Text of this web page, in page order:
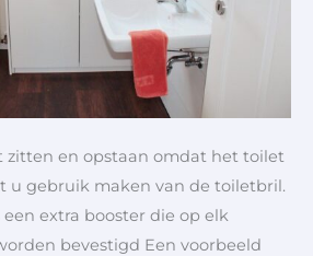
zitten en opstaan ​​omdat het toilet
u gebruik maken van de toiletbril.
extra booster die op elk
bevestigd Een voorbeeld